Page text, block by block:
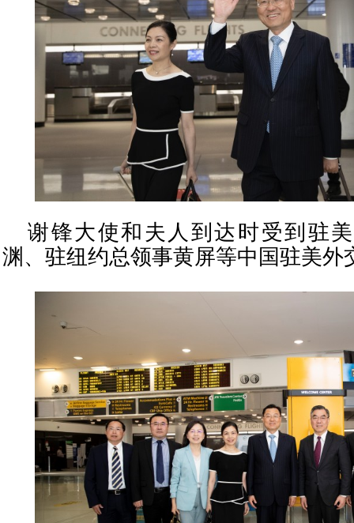
谢锋大使和夫人到达时受到驻
渊、驻纽约总领事黄屏等中国驻美外